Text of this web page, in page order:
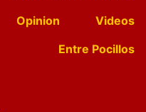
Opinion
Videos
Entre Pocillos